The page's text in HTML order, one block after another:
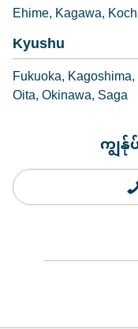
Ehime Kagawa
Kyushu
Fukuoka Kagoshima
Oita Okinawa Saga
ကျွ